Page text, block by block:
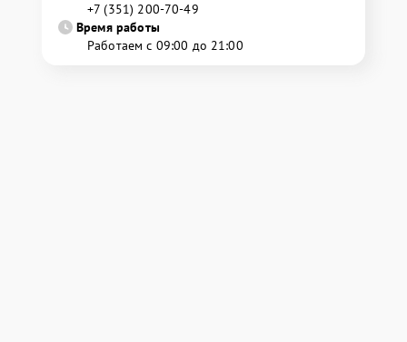
+7 (351) 200-70-49
Время работы
Работаем с 09:00 до 21:00